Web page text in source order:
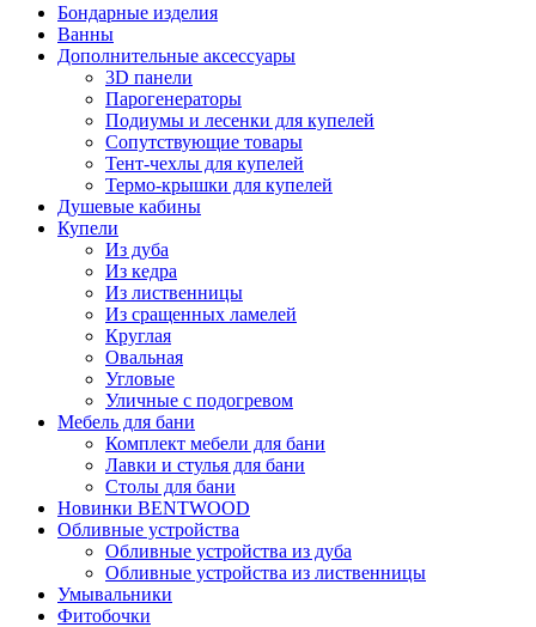
Бондарные изделия
Ванны
Дополнительные аксессуары
3D панели
Парогенераторы
Подиумы и лесенки для купелей
Сопутствующие товары
Тент-чехлы для купелей
Термо-крышки для купелей
Душевые кабины
Купели
Из дуба
Из кедра
Из лиственницы
Из сращенных ламелей
Круглая
Овальная
Угловые
Уличные с подогревом
Мебель для бани
Комплект мебели для бани
Лавки и стулья для бани
Столы для бани
Новинки BENTWOOD
Обливные устройства
Обливные устройства из дуба
Обливные устройства из лиственницы
Умывальники
Фитобочки